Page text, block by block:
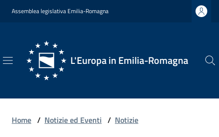
Vai al contenuto
Vai alla navigazione
Vai al footer
Assemblea legislativa Emilia-Romagna
L'Europa in Emilia-Romagna
L'Europa
Romagna
Home / Notizie ed Eventi / Notizie